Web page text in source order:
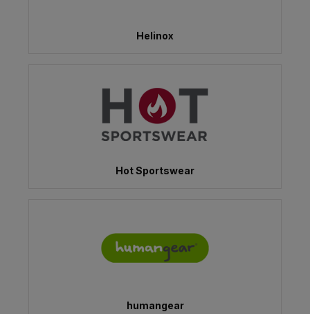
Helinox
Hot Sportswear
humangear